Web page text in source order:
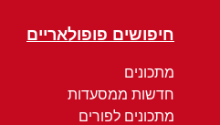
חיפושים פופולאריים
מתכונים
חדשות ממסעדות
מתכונים לפורים